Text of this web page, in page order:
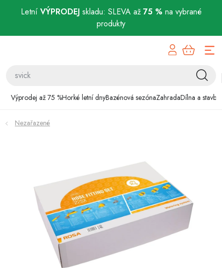
Letní VÝPRODEJskladu: SLEVA až 75 % na vybrané
produkty
Výprodej až 75 %Horké letní dnyBazénová sezónaZahradaDílna a stavba
Bazénová sezóna
Zahrada
Chovatelské potřeby
Hobby
Dětské zboží a hračky
Nezařazené